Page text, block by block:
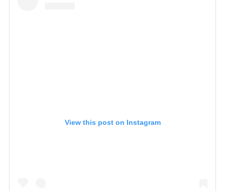
View this post on Instagram